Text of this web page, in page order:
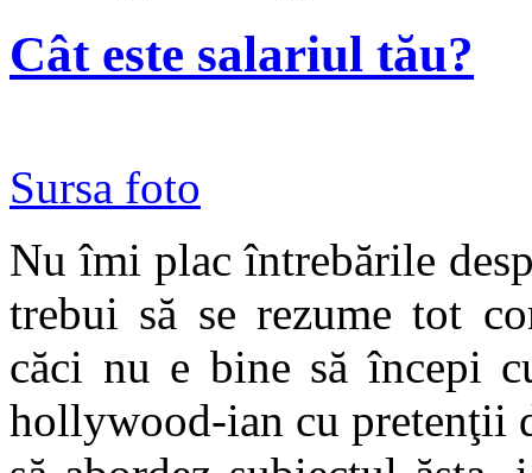
Cât este salariul tău?
Sursa foto
Nu îmi plac întrebările
trebui să se rezume tot
căci nu e bine să începi
hollywood-ian cu pretenţii